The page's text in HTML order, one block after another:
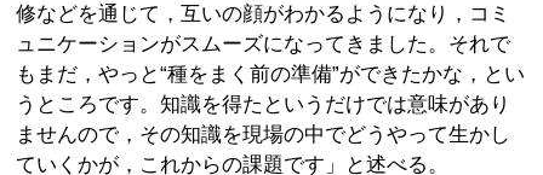
修などを通じて，互いの顔がわかるようになり，コミ
ュニケーションがスムーズになってきました。それで
もまだ，やっと“種をまく前の準備”ができたかな，とい
うところです。知識を得たというだけでは意味があり
ませんので，その知識を現場の中でどうやって生かし
ていくかが，これからの課題です」と述べる。